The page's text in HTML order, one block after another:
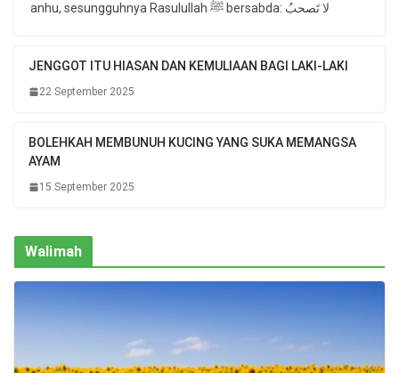
anhu, sesungguhnya Rasulullah ﷺ bersabda: لا تَصحبُ
JENGGOT ITU HIASAN DAN KEMULIAAN BAGI LAKI-LAKI
22 September 2025
BOLEHKAH MEMBUNUH KUCING YANG SUKA MEMANGSA
AYAM
15 September 2025
Walimah